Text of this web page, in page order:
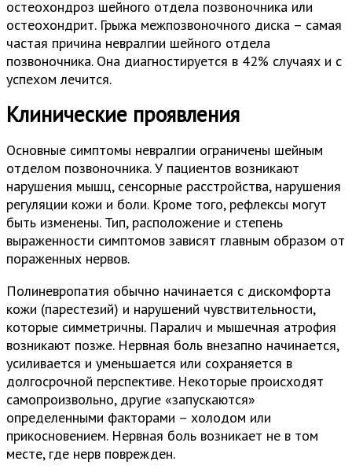
остеохондроз шейного отдела позвоночника или
остеохондрит. Грыжа межпозвоночного диска – самая
частая причина невралгии шейного отдела
позвоночника. Она диагностируется в 42% случаях и с
успехом лечится.
Клинические проявления
Основные симптомы невралгии ограничены шейным
отделом позвоночника. У пациентов возникают
нарушения мышц, сенсорные расстройства, нарушения
регуляции кожи и боли. Кроме того, рефлексы могут
быть изменены. Тип, расположение и степень
выраженности симптомов зависят главным образом от
пораженных нервов.
Полиневропатия обычно начинается с дискомфорта
кожи (парестезий) и нарушений чувствительности,
которые симметричны. Паралич и мышечная атрофия
возникают позже. Нервная боль внезапно начинается,
усиливается и уменьшается или сохраняется в
долгосрочной перспективе. Некоторые происходят
самопроизвольно, другие «запускаются»
определенными факторами – холодом или
прикосновением. Нервная боль возникает не в том
месте, где нерв поврежден.